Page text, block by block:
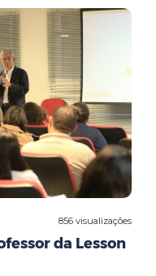
856 visualizações
da Lesson